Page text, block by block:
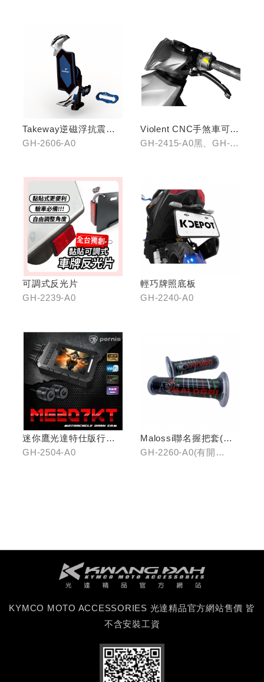
Takeway逆磁浮抗震手
機架
GH-2606-A0
Violent CNC手煞車可調
拉桿(黑/銀/鈦)
GH-2415-A0黑、GH-
可調式反光片
GH-2239-A0
輕巧牌照底板
GH-2240-A0
迷你鷹光達特仕版行車
記錄器
GH-2504-A0
Malossi聯名握把套(有
開口)/(無開口)
GH-2260-A0(有開
KYMCO MOTO ACCESSORIES 光達精品官方網站售價 皆
不含安裝工資